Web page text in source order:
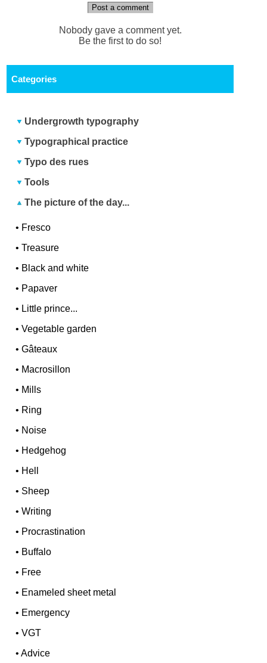
Post a comment
Nobody gave a comment yet.
Be the first to do so!
Categories
Undergrowth typography
Typographical practice
Typo des rues
Tools
The picture of the day...
• Fresco
•Treasure
• Black and white
• Papaver
• Little prince...
•Vegetable garden
•Gâteaux
• Macrosillon
• Mills
• Ring
• Noise
• Hedgehog
• Hell
• Sheep
•Writing
• Procrastination
• Buffalo
• Free
• Enameled sheet metal
• Emergency
•VGT
•Advice